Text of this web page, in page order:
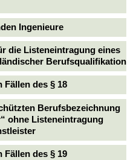
Ingenieure
die Listeneintragung eines
Berufsqualifikation
Fällen des § 18
Berufsbezeichnung
ohne Listeneintragung
Fällen des § 19